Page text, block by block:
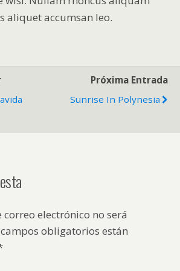
aliquet accumsan leo.
Próxima Entrada
Sunrise In Polynesia
electrónico no será
campos obligatorios están